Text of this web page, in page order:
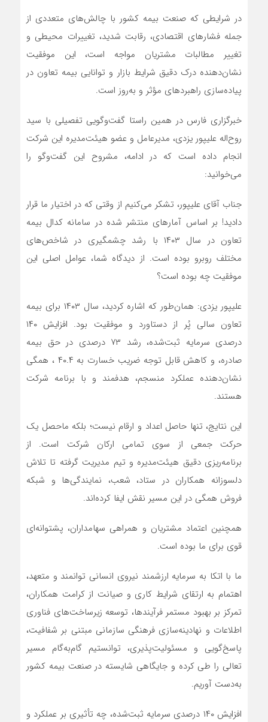
در شرایطی که صنعت بیمه کشور با چالش‌های متعددی از
جمله فشارهای اقتصادی، رقابت شدید، تغییرات محیطی و
تغییر مطالبات مشتریان مواجه است، این موفقیت
نشان‌دهنده درک دقیق شرایط بازار و توانایی بیمه تعاون در
پیاده‌سازی راهبردهای مؤثر و به‌روز است.
خبرگزاری فارس در همین راستا گفت‌وگویی تفصیلی با سید
روح‌اله علیپور یزدی، مدیرعامل و عضو هیئت‌مدیره این شرکت
انجام داده است که در ادامه، مشروح این گفت‌وگو را
می‌خوانید:
جناب آقای علیپور، تشکر می‌کنیم از وقتی که در اختیار ما قرار
دادید! بر اساس آمارهای منتشر شده در سامانه کدال بیمه
تعاون در سال ۱۴۰۳ با رشد چشمگیری در شاخص‌های
مختلف روبرو بوده است. از دیدگاه شما، عوامل اصلی این
موفقیت چه بوده است؟
علیپور یزدی: همان‌طور که اشاره کردید، سال ۱۴۰۳ برای بیمه
تعاون سالی پُر از دستاورد و موفقیت بود. افزایش ۱۴۰
درصدی سرمایه ثبت‌شده، رشد ۷۳ درصدی در حق بیمه
صادره، و کاهش قابل توجه ضریب خسارت به ۴۰.۴ ، همگی
نشان‌دهنده عملکرد منسجم، هدفمند و با برنامه شرکت
هستند.
این نتایج، تنها حاصل اعداد و ارقام نیست؛ بلکه ماحصل یک
حرکت جمعی از سوی تمامی ارکان شرکت است. از
برنامه‌ریزی دقیق هیئت‌مدیره و تیم مدیریت گرفته تا تلاش
دلسوزانه همکاران در ستاد، شعب، نمایندگی‌ها و شبکه
فروش همگی در این مسیر نقش ایفا کرده‌اند.
همچنین اعتماد مشتریان و همراهی سهامداران، پشتوانه‌ای
قوی برای ما بوده است.
ما با اتکا به سرمایه ارزشمند نیروی انسانی توانمند و متعهد،
اهتمام به ارتقای شرایط کاری و صیانت از کرامت همکاران،
تمرکز بر بهبود مستمر فرآیندها، توسعه زیرساخت‌های فناوری
اطلاعات و نهادینه‌سازی فرهنگی سازمانی مبتنی بر شفافیت،
پاسخ‌گویی و مسئولیت‌پذیری، توانستیم گام‌به‌گام مسیر
تعالی را طی کرده و جایگاهی شایسته در صنعت بیمه کشور
به‌دست آوریم.
افزایش ۱۴۰ درصدی سرمایه ثبت‌شده، چه تأثیری بر عملکرد و